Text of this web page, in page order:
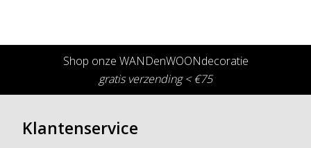
Shop onze WANDenWOONdecoratie
gratis verzending < €75
Klantenservice